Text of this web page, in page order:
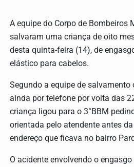
A equipe do Corpo de Bombeiros
salvaram uma criança de oito
desta quinta-feira (14), de
elástico para cabelos.
Segundo a equipe de
ainda por telefone por volta das
criança ligou para o 3°BBM
orientada pelo atendente antes
endereço que ficava no bairro
O acidente envolvendo o